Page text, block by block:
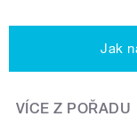
Jak
VÍCE Z POŘADU